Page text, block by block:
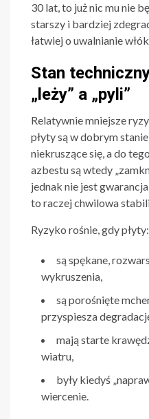
30 lat, to już nic mu nie
starszy i bardziej
łatwiej o uwalnianie
Stan
„leży” a „pyli”
Relatywnie mniejsze
płyty są w dobrym
niekruszące się, a do
azbestu są wtedy
jednak nie jest
to raczej chwilowa
Ryzyko rośnie, gdy płyty:
są spękane,
wykruszenia,
są porośnięte
przyspiesza
mają starte
wiatru,
były kiedyś
wiercenie.